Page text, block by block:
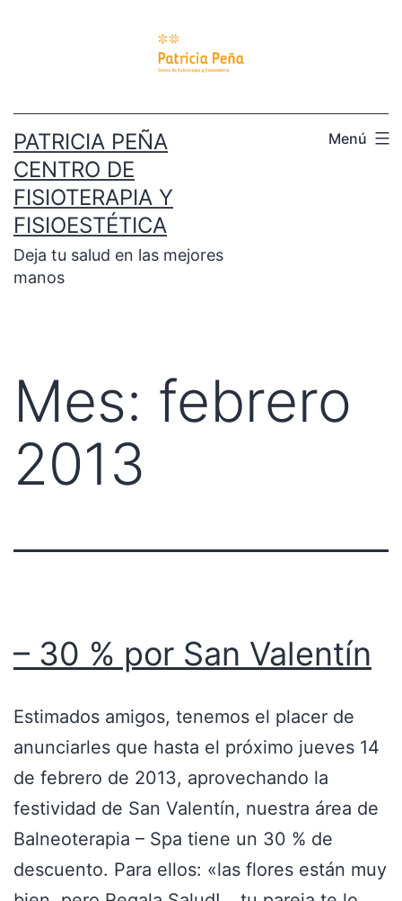
PATRICIA PEÑA
CENTRO DE
FISIOTERAPIA Y
FISIOESTÉTICA
Deja tu salud en las mejores
manos
Menú
Mes: febrero
2013
– 30 % por San Valentín
Estimados amigos, tenemos el placer de
anunciarles que hasta el próximo jueves 14
de febrero de 2013, aprovechando la
festividad de San Valentín, nuestra área de
Balneoterapia – Spa tiene un 30 % de
descuento. Para ellos: «las flores están muy